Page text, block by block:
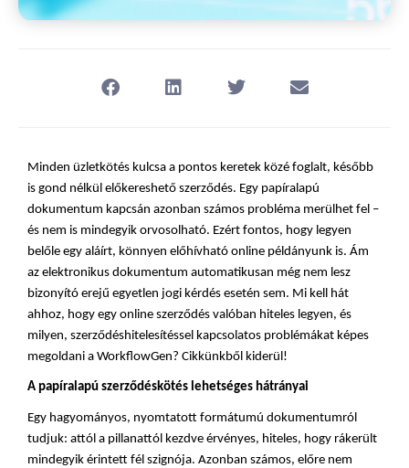
Minden üzletkötés kulcsa a pontos keretek közé foglalt, később
is gond nélkül előkereshető szerződés. Egy papíralapú
dokumentum kapcsán azonban számos probléma merülhet fel –
és nem is mindegyik orvosolható. Ezért fontos, hogy legyen
belőle egy aláírt, könnyen előhívható online példányunk is. Ám
az elektronikus dokumentum automatikusan még nem lesz
bizonyító erejű egyetlen jogi kérdés esetén sem. Mi kell hát
ahhoz, hogy egy online szerződés valóban hiteles legyen, és
milyen, szerződéshitelesítéssel kapcsolatos problémákat képes
megoldani a WorkflowGen? Cikkünkből kiderül!
A papíralapú szerződéskötés lehetséges hátrányai
Egy hagyományos, nyomtatott formátumú dokumentumról
tudjuk: attól a pillanattól kezdve érvényes, hiteles, hogy rákerült
mindegyik érintett fél szignója. Azonban számos, előre nem